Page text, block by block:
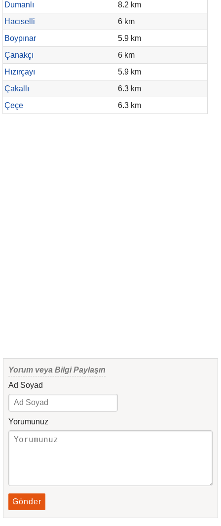
Dumanlı
8.2 km
Hacıselli
6 km
Boypınar
5.9 km
Çanakçı
6 km
Hızırçayı
5.9 km
Çakallı
6.3 km
Çeçe
6.3 km
Yorum veya Bilgi Paylaşın
Ad Soyad
Yorumunuz
Gönder